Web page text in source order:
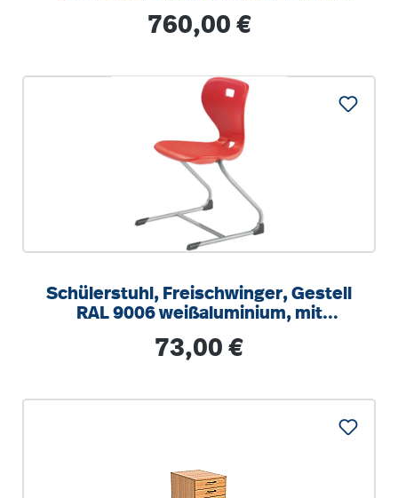
Regulärer Preis:
760,00 €
Schülerstuhl, Freischwinger, Gestell
RAL 9006 weißaluminium, mit
Regulärer Preis:
73,00 €